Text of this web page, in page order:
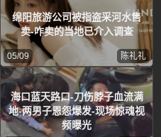
绵阳旅游公司被指盗采河水售
卖-咋卖的当地已介入调查
05/09 陈礼礼
海口蓝天路口-刀伤脖子血流满
地-两男子恩怨爆发-现场惊魂视
频曝光